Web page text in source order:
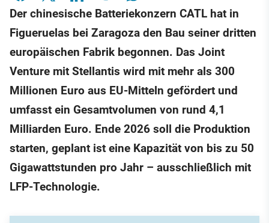
Der chinesische Batteriekonzern CATL hat in
Figueruelas bei Zaragoza den Bau seiner dritten
europäischen Fabrik begonnen. Das Joint
Venture mit Stellantis wird mit mehr als 300
Millionen Euro aus EU-Mitteln gefördert und
umfasst ein Gesamtvolumen von rund 4,1
Milliarden Euro. Ende 2026 soll die Produktion
starten, geplant ist eine Kapazität von bis zu 50
Gigawattstunden pro Jahr – ausschließlich mit
LFP-Technologie.